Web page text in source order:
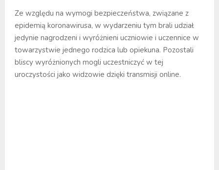
Ze względu na wymogi bezpieczeństwa, związane z
epidemią koronawirusa, w wydarzeniu tym brali udział
jedynie nagrodzeni i wyróżnieni uczniowie i uczennice w
towarzystwie jednego rodzica lub opiekuna. Pozostali
bliscy wyróżnionych mogli uczestniczyć w tej
uroczystości jako widzowie dzięki transmisji online.